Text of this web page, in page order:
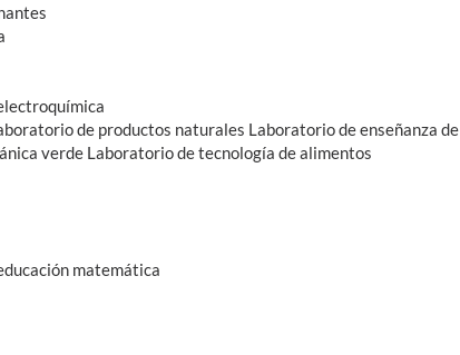
de productos naturales Laboratorio de enseñanza de
verde Laboratorio de tecnología de alimentos
matemática